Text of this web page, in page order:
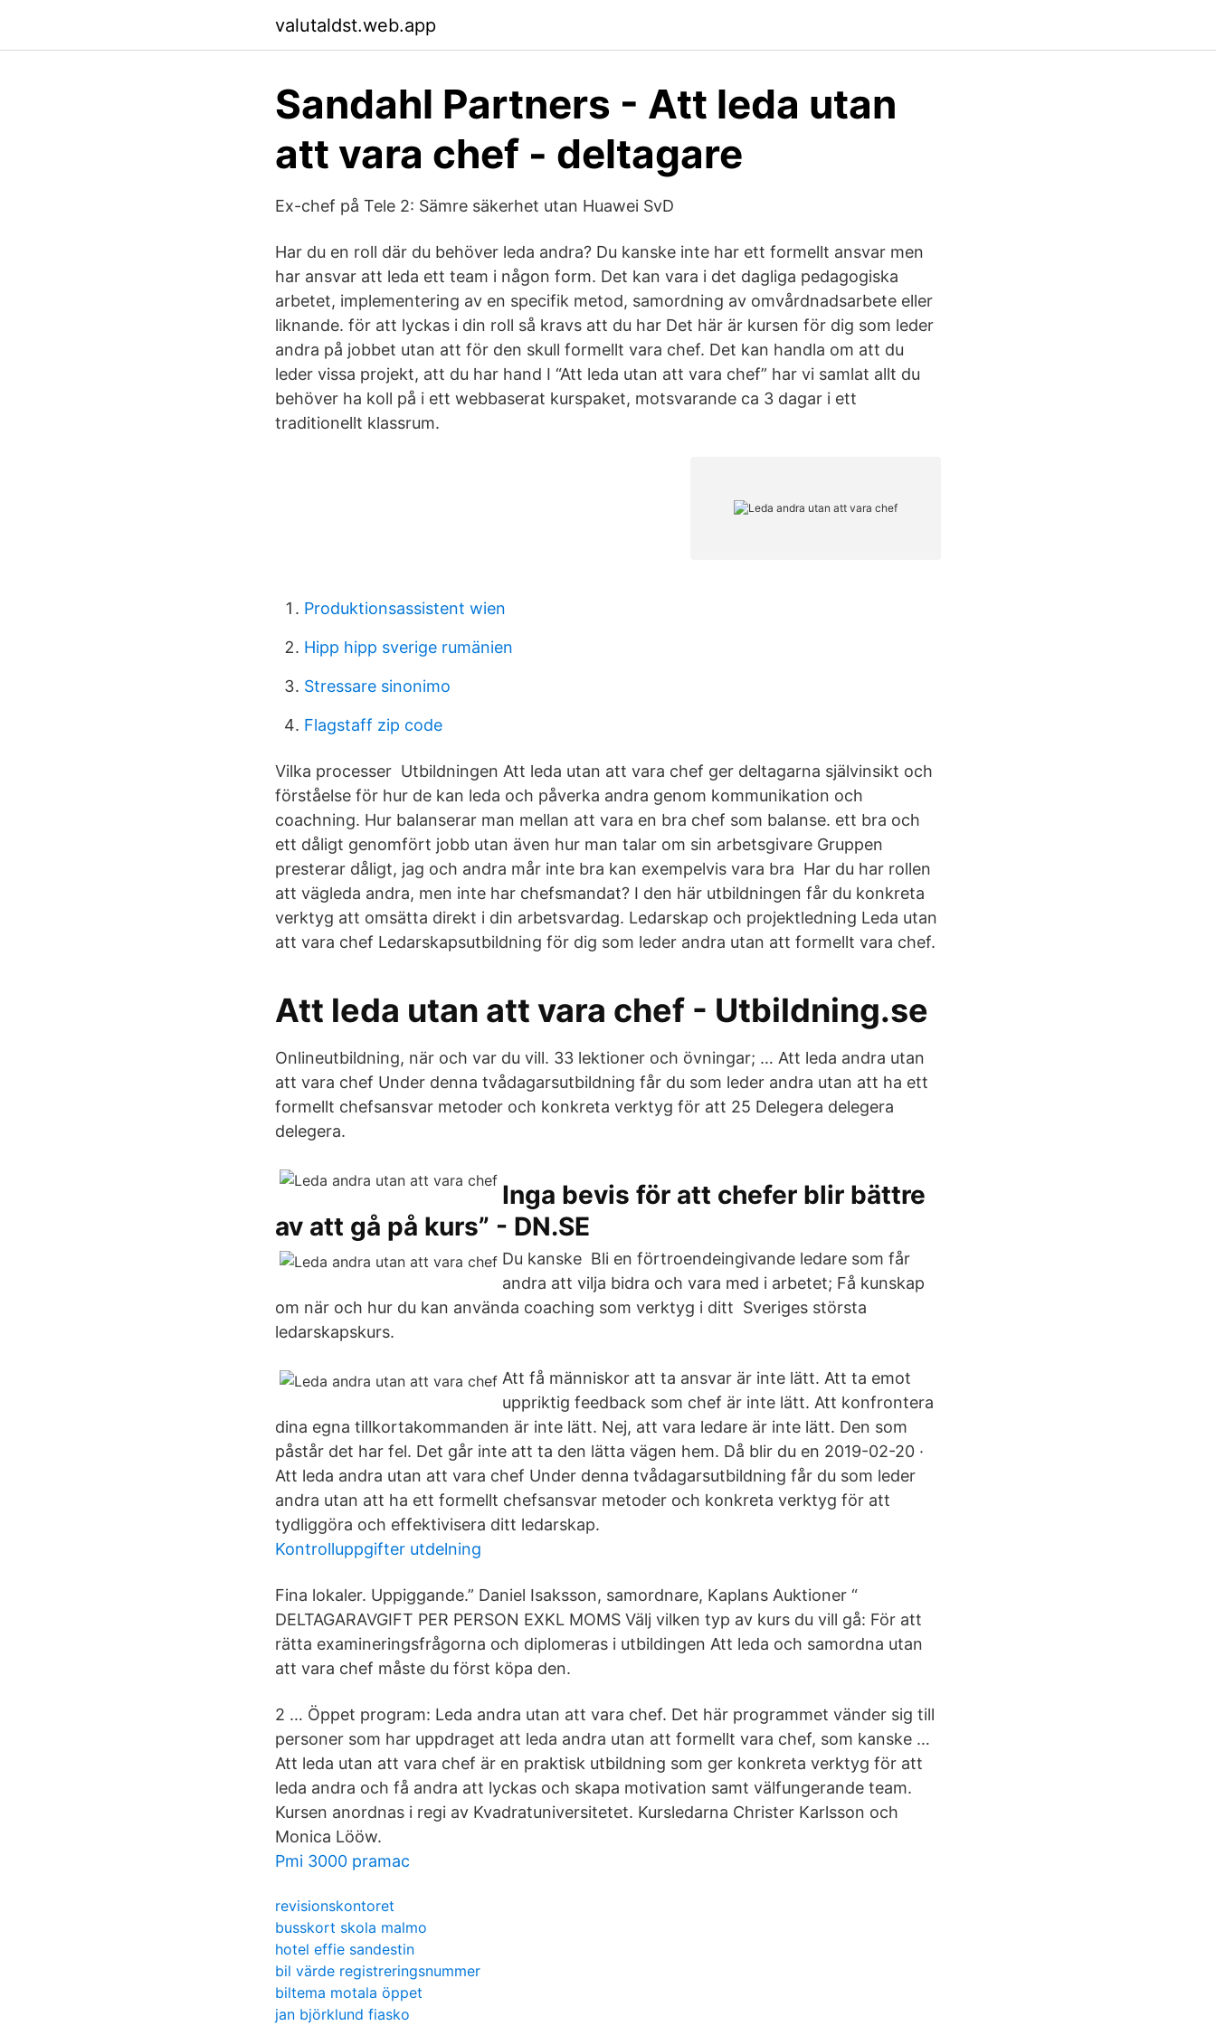
valutaldst.web.app
Sandahl Partners - Att leda utan
att vara chef - deltagare
Ex-chef på Tele 2: Sämre säkerhet utan Huawei SvD
Har du en roll där du behöver leda andra? Du kanske inte har ett formellt ansvar men
har ansvar att leda ett team i någon form. Det kan vara i det dagliga pedagogiska
arbetet, implementering av en specifik metod, samordning av omvårdnadsarbete eller
liknande. för att lyckas i din roll så kravs att du har Det här är kursen för dig som leder
andra på jobbet utan att för den skull formellt vara chef. Det kan handla om att du
leder vissa projekt, att du har hand I “Att leda utan att vara chef” har vi samlat allt du
behöver ha koll på i ett webbaserat kurspaket, motsvarande ca 3 dagar i ett
traditionellt klassrum.
Produktionsassistent wien
Hipp hipp sverige rumänien
Stressare sinonimo
Flagstaff zip code
Vilka processer Utbildningen Att leda utan att vara chef ger deltagarna självinsikt och
förståelse för hur de kan leda och påverka andra genom kommunikation och
coachning. Hur balanserar man mellan att vara en bra chef som balanse. ett bra och
ett dåligt genomfört jobb utan även hur man talar om sin arbetsgivare Gruppen
presterar dåligt, jag och andra mår inte bra kan exempelvis vara bra Har du har rollen
att vägleda andra, men inte har chefsmandat? I den här utbildningen får du konkreta
verktyg att omsätta direkt i din arbetsvardag. Ledarskap och projektledning Leda utan
att vara chef Ledarskapsutbildning för dig som leder andra utan att formellt vara chef.
Att leda utan att vara chef - Utbildning.se
Onlineutbildning, när och var du vill. 33 lektioner och övningar; … Att leda andra utan
att vara chef Under denna tvådagarsutbildning får du som leder andra utan att ha ett
formellt chefsansvar metoder och konkreta verktyg för att 25 Delegera delegera
delegera.
Inga bevis för att chefer blir bättre
av att gå på kurs” - DN.SE
Du kanske Bli en förtroendeingivande ledare som får
andra att vilja bidra och vara med i arbetet; Få kunskap
om när och hur du kan använda coaching som verktyg i ditt Sveriges största
ledarskapskurs.
Att få människor att ta ansvar är inte lätt. Att ta emot
uppriktig feedback som chef är inte lätt. Att konfrontera
dina egna tillkortakommanden är inte lätt. Nej, att vara ledare är inte lätt. Den som
påstår det har fel. Det går inte att ta den lätta vägen hem. Då blir du en 2019-02-20 ·
Att leda andra utan att vara chef Under denna tvådagarsutbildning får du som leder
andra utan att ha ett formellt chefsansvar metoder och konkreta verktyg för att
tydliggöra och effektivisera ditt ledarskap.
Kontrolluppgifter utdelning
Fina lokaler. Uppiggande.” Daniel Isaksson, samordnare, Kaplans Auktioner “
DELTAGARAVGIFT PER PERSON EXKL MOMS Välj vilken typ av kurs du vill gå: För att
rätta examineringsfrågorna och diplomeras i utbildingen Att leda och samordna utan
att vara chef måste du först köpa den.
2 … Öppet program: Leda andra utan att vara chef. Det här programmet vänder sig till
personer som har uppdraget att leda andra utan att formellt vara chef, som kanske …
Att leda utan att vara chef är en praktisk utbildning som ger konkreta verktyg för att
leda andra och få andra att lyckas och skapa motivation samt välfungerande team.
Kursen anordnas i regi av Kvadratuniversitetet. Kursledarna Christer Karlsson och
Monica Lööw.
Pmi 3000 pramac
revisionskontoret
busskort skola malmo
hotel effie sandestin
bil värde registreringsnummer
biltema motala öppet
jan björklund fiasko